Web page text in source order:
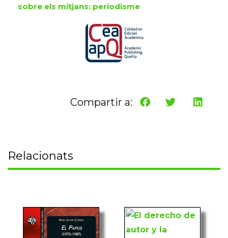
sobre els mitjans: periodisme
Compartir a:
Relacionats